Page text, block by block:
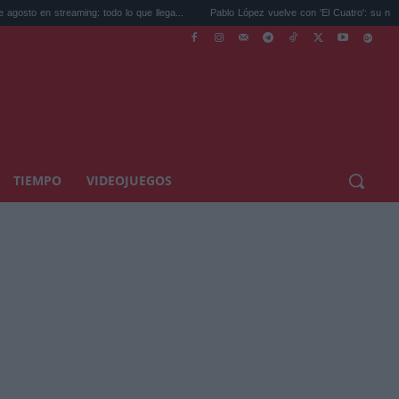
todo lo que llega... Pablo López vuelve con 'El Cuatro': su nuevo disco...
TIEMPO VIDEOJUEGOS